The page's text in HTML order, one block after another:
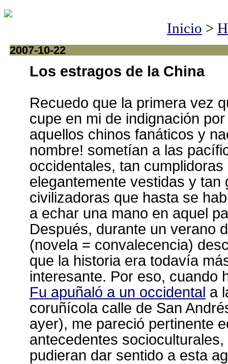
Inicio >
2007-10-22
Los estragos de la China
Recuedo que la primera vez
cupe en mi de indignación
aquellos chinos fanáticos y
nombre! sometían a las
occidentales, tan cumplidoras
elegantemente vestidas y tan
civilizadoras que hasta se
a echar una mano en aquel
Después, durante un verano
(novela = convalecencia)
que la historia era todavía
interesante. Por eso, cuando
Fu apuñaló a un occidental a
coruñícola calle de San
ayer), me pareció pertinente
antecedentes
pudieran dar sentido a esta